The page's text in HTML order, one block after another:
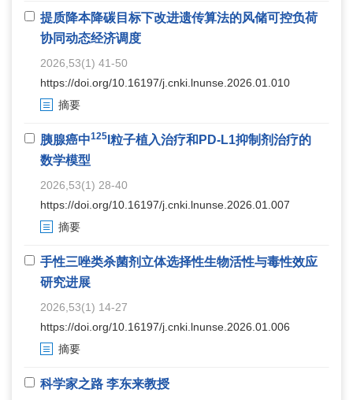
提质降本降碳目标下改进遗传算法的风储可控负荷
协同动态经济调度
2026,53(1) 41-50
https://doi.org/10.16197/j.cnki.lnunse.2026.01.010
摘要
胰腺癌中125 I粒子植入治疗和PD-L1抑制剂治疗的
数学模型
2026,53(1) 28-40
https://doi.org/10.16197/j.cnki.lnunse.2026.01.007
摘要
手性三唑类杀菌剂立体选择性生物活性与毒性效应
研究进展
2026,53(1) 14-27
https://doi.org/10.16197/j.cnki.lnunse.2026.01.006
摘要
科学家之路 李东来教授